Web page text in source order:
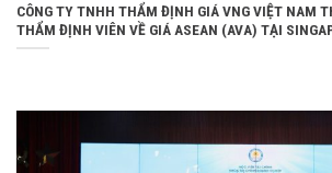
CÔNG TY TNHH THẨM ĐỊNH GIÁ VNG VIỆT NAM
THẨM ĐỊNH VIÊN VỀ GIÁ ASEAN (AVA) TẠI